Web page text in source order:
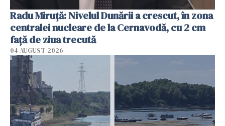
Radu Miruţă: Nivelul Dunării a crescut, în zona
centralei nucleare de la Cernavodă, cu 2 cm
faţă de ziua trecută
04 AUGUST 2026